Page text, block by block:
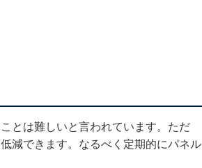
とは難しいと言われています。ただ
減できます。なるべく定期的にパネル